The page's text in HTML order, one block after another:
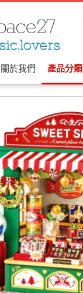
關於我們 產品分類